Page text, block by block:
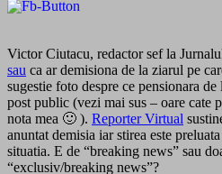
Victor Ciutacu, redactor sef la
sau ca ar demisiona de la ziarul pe
sugestie foto despre ce pensionara
post public (vezi mai sus – oare cate
nota mea 🙂 ). Reporter Virtual
anuntat demisia iar stirea este
situatia. E de “breaking news” sau
“exclusiv/breaking news”?